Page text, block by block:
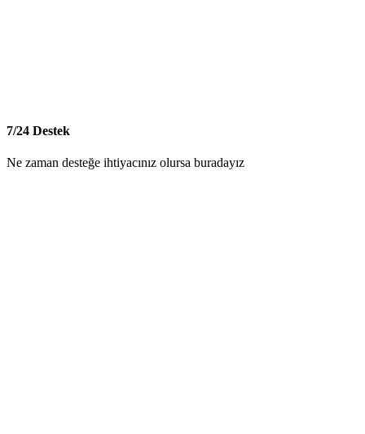
7/24 Destek
Ne zaman desteğe ihtiyacınız olursa buradayız